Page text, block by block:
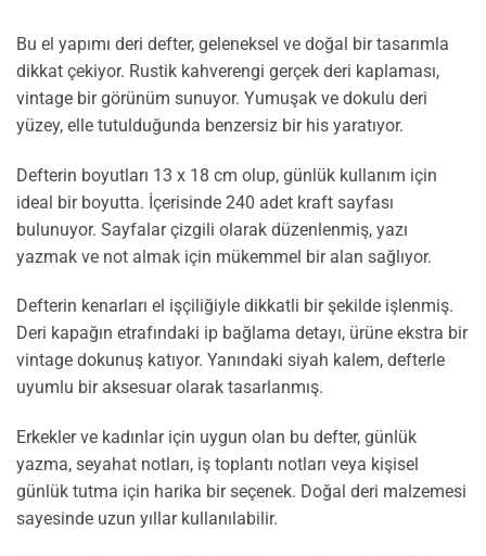
Bu el yapımı deri defter, geleneksel ve doğal bir tasarımla
dikkat çekiyor. Rustik kahverengi gerçek deri kaplaması,
vintage bir görünüm sunuyor. Yumuşak ve dokulu deri
yüzey, elle tutulduğunda benzersiz bir his yaratıyor.
Defterin boyutları 13 x 18 cm olup, günlük kullanım için
ideal bir boyutta. İçerisinde 240 adet kraft sayfası
bulunuyor. Sayfalar çizgili olarak düzenlenmiş, yazı
yazmak ve not almak için mükemmel bir alan sağlıyor.
Defterin kenarları el işçiliğiyle dikkatli bir şekilde işlenmiş.
Deri kapağın etrafındaki ip bağlama detayı, ürüne ekstra bir
vintage dokunuş katıyor. Yanındaki siyah kalem, defterle
uyumlu bir aksesuar olarak tasarlanmış.
Erkekler ve kadınlar için uygun olan bu defter, günlük
yazma, seyahat notları, iş toplantı notları veya kişisel
günlük tutma için harika bir seçenek. Doğal deri malzemesi
sayesinde uzun yıllar kullanılabilir.